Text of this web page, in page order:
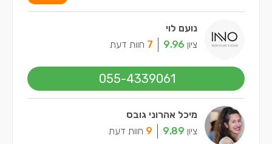
נועם לוי
ציון 9.96
7 חוות דעת
055-4339061
מיכל אהרוני גובס
ציון 9.89
9 חוות דעת